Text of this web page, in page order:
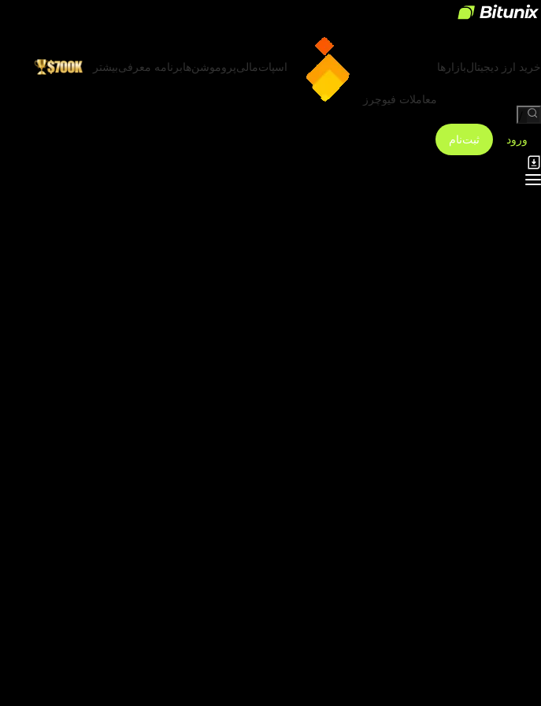
خرید ارز دیجیتالبازارها
معاملات فیوچرز
اسپاتمالیپروموشن‌هابرنامه معرفیبیشتر
ورود
ثبت‌نام